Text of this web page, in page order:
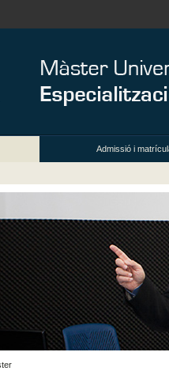
Admissió i